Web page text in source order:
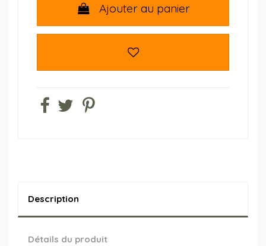
Ajouter au panier
Description
Détails du produit